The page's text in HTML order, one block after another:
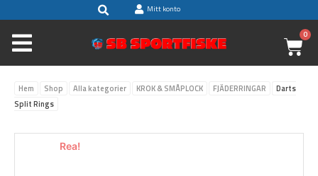
till
innehåll
SökMitt konto
0
Hem Shop Alla kategorier KROK & SMÅPLOCK FJÄDERRINGAR
Darts
Split Rings
Rea!